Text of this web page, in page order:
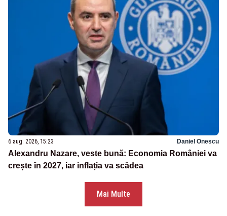
6 aug. 2026, 15:23 Daniel Onescu
Alexandru Nazare, veste bună: Economia României va
crește în 2027, iar inflația va scădea
Mai Multe